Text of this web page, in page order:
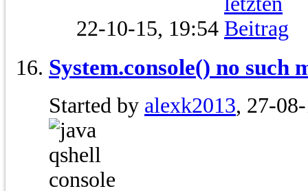
22-10-15, 19:54
System.console() no such
Started by alexk2013, 27-